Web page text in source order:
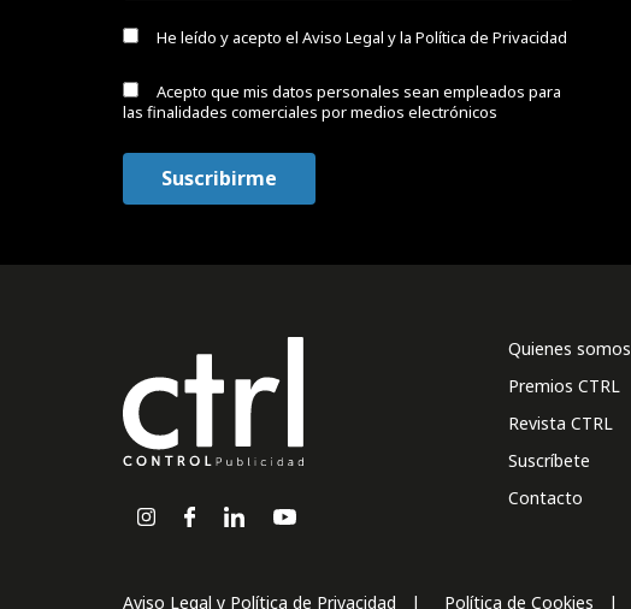
He leído y acepto el Aviso Legal y la Política de Privacidad
Acepto que mis datos personales sean empleados para
las finalidades comerciales por medios electrónicos
Quienes somos
Premios CTRL
Revista CTRL
Suscríbete
Contacto
Aviso Legal y Política de Privacidad Política de Cookies